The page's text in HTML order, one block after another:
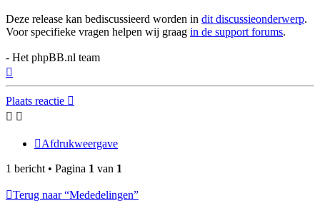
Deze release kan bediscussieerd worden in dit discussieonderwerp.
Voor specifieke vragen helpen wij graag in de support forums.
- Het phpBB.nl team
Plaats reactie
Afdrukweergave
1 bericht • Pagina 1 van 1
Terug naar “Mededelingen”